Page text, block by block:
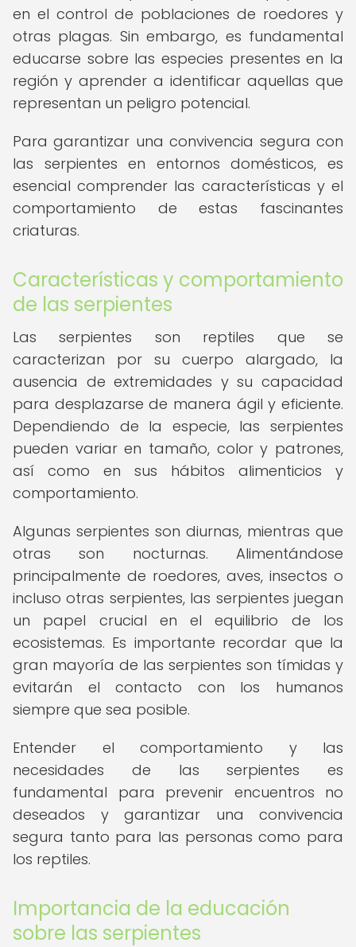
en el control de poblaciones de roedores y
otras plagas. Sin embargo, es fundamental
educarse sobre las especies presentes en la
región y aprender a identificar aquellas que
representan un peligro potencial.
Para garantizar una convivencia segura con
las serpientes en entornos domésticos, es
esencial comprender las características y el
comportamiento de estas fascinantes
criaturas.
Características y comportamiento
de las serpientes
Las serpientes son reptiles que se
caracterizan por su cuerpo alargado, la
ausencia de extremidades y su capacidad
para desplazarse de manera ágil y eficiente.
Dependiendo de la especie, las serpientes
pueden variar en tamaño, color y patrones,
así como en sus hábitos alimenticios y
comportamiento.
Algunas serpientes son diurnas, mientras que
otras son nocturnas. Alimentándose
principalmente de roedores, aves, insectos o
incluso otras serpientes, las serpientes juegan
un papel crucial en el equilibrio de los
ecosistemas. Es importante recordar que la
gran mayoría de las serpientes son tímidas y
evitarán el contacto con los humanos
siempre que sea posible.
Entender el comportamiento y las
necesidades de las serpientes es
fundamental para prevenir encuentros no
deseados y garantizar una convivencia
segura tanto para las personas como para
los reptiles.
Importancia de la educación
sobre las serpientes